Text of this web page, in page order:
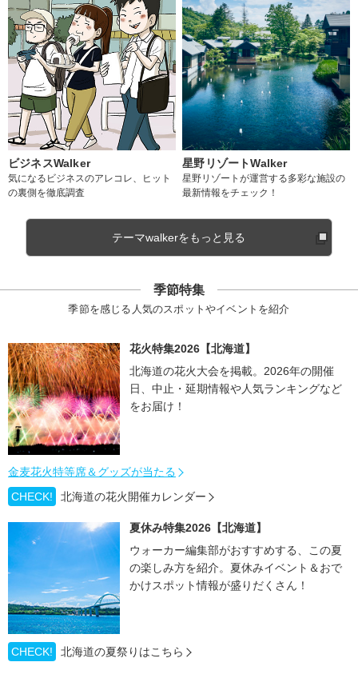
ビジネスWalker
気になるビジネスのアレコレ、ヒット
の裏側を徹底調査
星野リゾートWalker
星野リゾートが運営する多彩な施設の
最新情報をチェック！
テーマwalkerをもっと見る
季節特集
季節を感じる人気のスポットやイベントを紹介
花火特集2026【北海道】
北海道の花火大会を掲載。2026年の開催
日、中止・延期情報や人気ランキングなど
をお届け！
金麦花火特等席＆グッズが当たる
CHECK!
北海道の花火開催カレンダー
夏休み特集2026【北海道】
ウォーカー編集部がおすすめする、この夏
の楽しみ方を紹介。夏休みイベント＆おで
かけスポット情報が盛りだくさん！
CHECK! 北海道の夏祭りはこちら